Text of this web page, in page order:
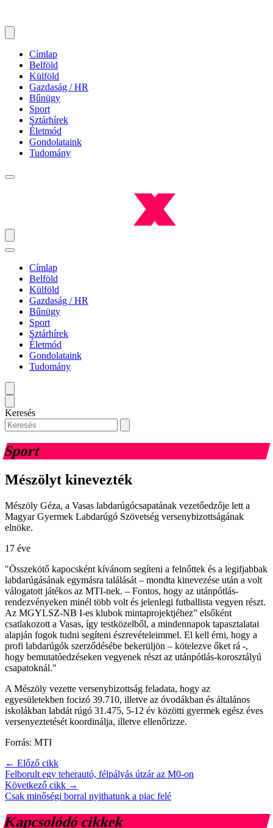
Címlap
Belföld
Külföld
Gazdaság / HR
Bűnügy
Sport
Sztárhírek
Életmód
Gondolataink
Tudomány
Címlap
Belföld
Külföld
Gazdaság / HR
Bűnügy
Sport
Sztárhírek
Életmód
Gondolataink
Tudomány
Keresés
Sport
Mészölyt kinevezték
Mészöly Géza, a Vasas labdarúgócsapatának vezetőedzője lett a
Magyar Gyermek Labdarúgó Szövetség versenybizottságának
elnöke.
17 éve
"Összekötő kapocsként kívánom segíteni a felnőttek és a legifjabbak
labdarúgásának egymásra találását – mondta kinevezése után a volt
válogatott játékos az MTI-nek. – Fontos, hogy az utánpótlás-
rendezvényeken minél több volt és jelenlegi futballista vegyen részt.
Az MGYLSZ-NB I-es klubok mintaprojektjéhez” elsőként
csatlakozott a Vasas, így testközelből, a mindennapok tapasztalatai
alapján fogok tudni segíteni észrevételeimmel. El kell érni, hogy a
profi labdarúgók szerződésébe bekerüljön – kötelezve őket rá -,
hogy bemutatóedzéseken vegyenek részt az utánpótlás-korosztályú
csapatoknál."
A Mészöly vezette versenybizottság feladata, hogy az
egyesületekben focizó 39.710, illetve az óvodákban és általános
iskolákban labdát rúgó 31.475, 5-12 év közötti gyermek egész éves
versenyeztetését koordinálja, illetve ellenőrizze.
Forrás: MTI
← Előző cikk
Felborult egy teherautó, félpályás útzár az M0-on
Következő cikk →
Csak minőségi borral nyithatunk a piac felé
Kapcsolódó cikkek